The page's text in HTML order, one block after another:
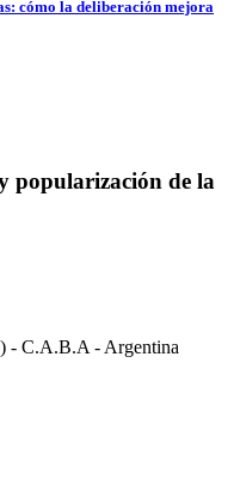
cómo la deliberación mejora
popularización de la
- C.A.B.A - Argentina